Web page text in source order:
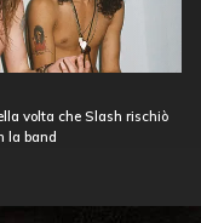
volta che Slash rischiò
la band